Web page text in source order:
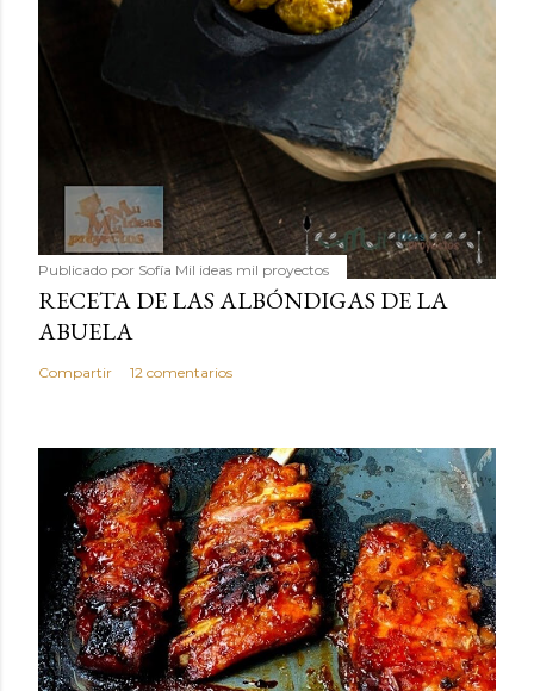
Publicado por Sofía Mil ideas mil proyectos
RECETA DE LAS ALBÓNDIGAS DE LA
ABUELA
Compartir 12 comentarios